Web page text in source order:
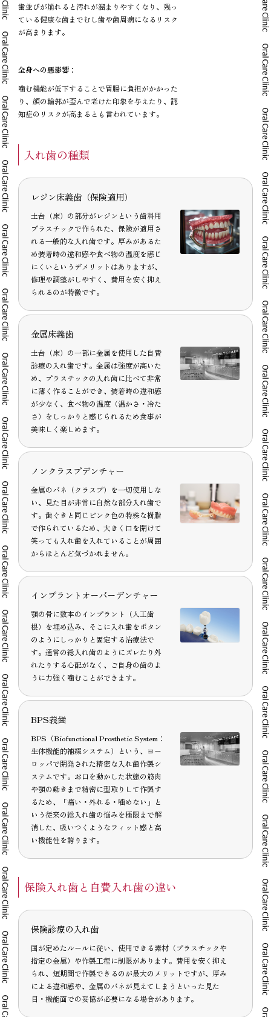
歯並びが崩れると汚れが溜まりやすくなり、残っ
ている健康な歯までむし歯や歯周病になるリスク
が高まります。
全身への悪影響：
噛む機能が低下することで胃腸に負担がかかった
り、顔の輪郭が歪んで老けた印象を与えたり、認
知症のリスクが高まるとも言われています。
入れ歯の種類
レジン床義歯（保険適用）
土台（床）の部分がレジンという歯科用
プラスチックで作られた、保険が適用さ
れる一般的な入れ歯です。厚みがあるた
め装着時の違和感や食べ物の温度を感じ
にくいというデメリットはありますが、
修理や調整がしやすく、費用を安く抑え
られるのが特徴です。
金属床義歯
土台（床）の一部に金属を使用した自費
診療の入れ歯です。金属は強度が高いた
め、プラスチックの入れ歯に比べて非常
に薄く作ることができ、装着時の違和感
が少なく、食べ物の温度（温かさ・冷た
さ）をしっかりと感じられるため食事が
美味しく楽しめます。
ノンクラスプデンチャー
金属のバネ（クラスプ）を一切使用しな
い、見た目が非常に自然な部分入れ歯で
す。歯ぐきと同じピンク色の特殊な樹脂
で作られているため、大きく口を開けて
笑っても入れ歯を入れていることが周囲
からほとんど気づかれません。
インプラントオーバーデンチャー
顎の骨に数本のインプラント（人工歯
根）を埋め込み、そこに入れ歯をボタン
のようにしっかりと固定する治療法で
す。通常の総入れ歯のようにズレたり外
れたりする心配がなく、ご自身の歯のよ
うに力強く噛むことができます。
BPS義歯
BPS（Biofunctional Prosthetic System：
生体機能的補綴システム）という、ヨー
ロッパで開発された精密な入れ歯作製シ
ステムです。お口を動かした状態の筋肉
や顎の動きまで精密に型取りして作製す
るため、「痛い・外れる・噛めない」と
いう従来の総入れ歯の悩みを極限まで解
消した、吸いつくようなフィット感と高
い機能性を誇ります。
保険入れ歯と自費入れ歯の違い
保険診療の入れ歯
国が定めたルールに従い、使用できる素材（プラスチックや
指定の金属）や作製工程に制限があります。費用を安く抑え
られ、短期間で作製できるのが最大のメリットですが、厚み
による違和感や、金属のバネが見えてしまうといった見た
目・機能面での妥協が必要になる場合があります。